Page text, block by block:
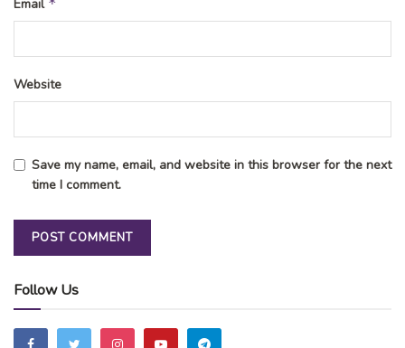
Email
Website
Save my name, email, and website in this browser for the next
time I comment.
Follow Us